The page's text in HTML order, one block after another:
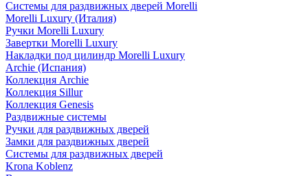
Системы для раздвижных дверей Morelli
Morelli Luxury (Италия)
Ручки Morelli Luxury
Завертки Morelli Luxury
Накладки под цилиндр Morelli Luxury
Archie (Испания)
Коллекция Archie
Коллекция Sillur
Коллекция Genesis
Раздвижные системы
Ручки для раздвижных дверей
Замки для раздвижных дверей
Системы для раздвижных дверей
Krona Koblenz